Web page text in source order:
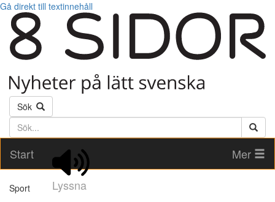
Gå direkt till textinnehåll
Sök
Söktext
Start
Lyssna
Mer
Sport